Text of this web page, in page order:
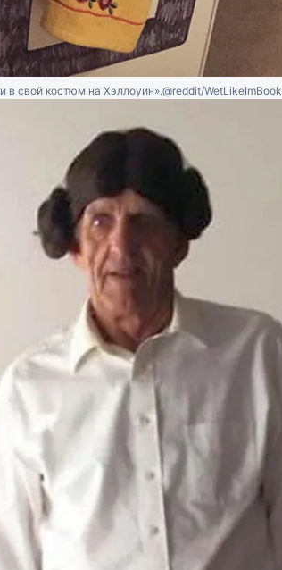
в свой костюм на Хэллоуин».@reddit/WetLikeImBook